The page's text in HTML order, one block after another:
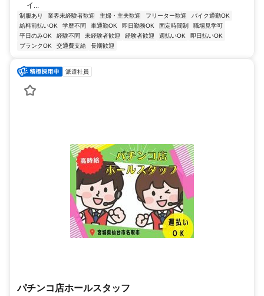
イ...
制服あり 業界未経験者歓迎 主婦・主夫歓迎 フリーター歓迎
バイク通勤OK
給料前払いOK
学歴不問 車通勤OK 即日勤務OK 固定時間制
職場見学可
平日のみOK
経験不問 未経験者歓迎 経験者歓迎 週払いOK
即日払いOK
ブランクOK
交通費支給 長期歓迎
派遣社員
パチンコ店ホールスタッフ